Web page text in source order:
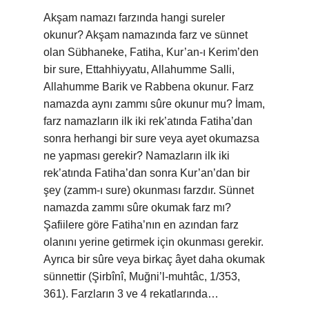
Akşam namazı farzında hangi sureler
okunur? Akşam namazında farz ve sünnet
olan Sübhaneke, Fatiha, Kur’an-ı Kerim’den
bir sure, Ettahhiyyatu, Allahumme Salli,
Allahumme Barik ve Rabbena okunur. Farz
namazda aynı zammı sûre okunur mu? İmam,
farz namazların ilk iki rek’atında Fatiha’dan
sonra herhangi bir sure veya ayet okumazsa
ne yapması gerekir? Namazların ilk iki
rek’atında Fatiha’dan sonra Kur’an’dan bir
şey (zamm-ı sure) okunması farzdır. Sünnet
namazda zammı sûre okumak farz mı?
Şafiilere göre Fatiha’nın en azından farz
olanını yerine getirmek için okunması gerekir.
Ayrıca bir sûre veya birkaç âyet daha okumak
sünnettir (Şirbînî, Muğni’l-muhtâc, 1/353,
361). Farzların 3 ve 4 rekatlarında…